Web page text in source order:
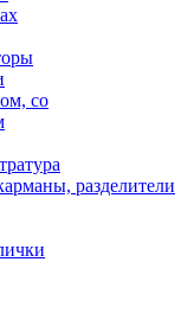
со
разделители